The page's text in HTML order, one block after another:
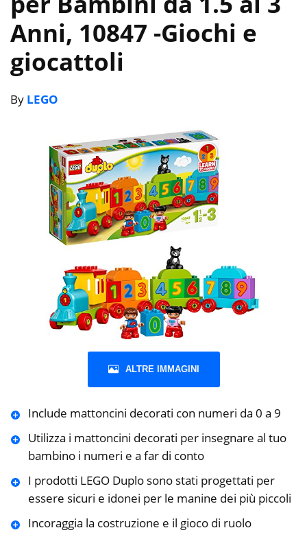
Anni, 10847 -Giochi e
giocattoli
By LEGO
ALTRE IMMAGINI
Include mattoncini decorati con numeri da 0 a 9
Utilizza i mattoncini decorati per insegnare al tuo
bambino i numeri e a far di conto
I prodotti LEGO Duplo sono stati progettati per
essere sicuri e idonei per le manine dei più piccoli
Incoraggia la costruzione e il gioco di ruolo